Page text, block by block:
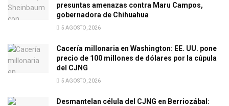
presuntas amenazas contra Maru Campos,
gobernadora de Chihuahua
5 AGOSTO, 2026
Cacería millonaria en Washington: EE. UU. pone
precio de 100 millones de dólares por la cúpula
del CJNG
5 AGOSTO, 2026
Desmantelan célula del CJNG en Berriozábal: